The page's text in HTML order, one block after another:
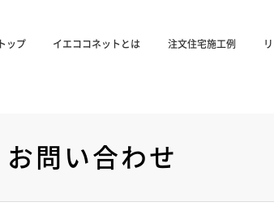
トップ イエココネットとは 注文住宅施工例
お問い合わせ